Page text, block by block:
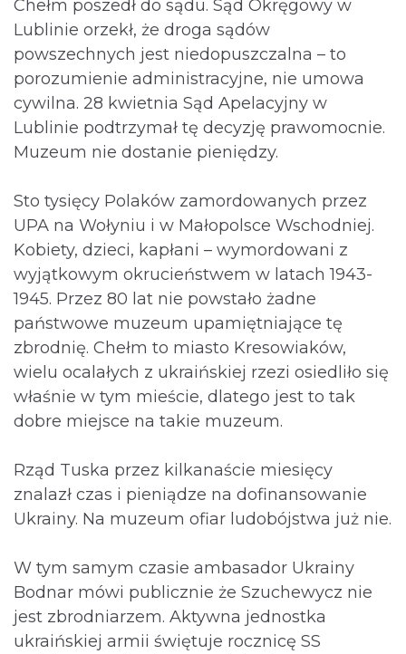
Chełm poszedł do sądu. Sąd Okręgowy w
Lublinie orzekł, że droga sądów
powszechnych jest niedopuszczalna – to
porozumienie administracyjne, nie umowa
cywilna. 28 kwietnia Sąd Apelacyjny w
Lublinie podtrzymał tę decyzję prawomocnie.
Muzeum nie dostanie pieniędzy.
Sto tysięcy Polaków zamordowanych przez
UPA na Wołyniu i w Małopolsce Wschodniej.
Kobiety, dzieci, kapłani – wymordowani z
wyjątkowym okrucieństwem w latach 1943-
1945. Przez 80 lat nie powstało żadne
państwowe muzeum upamiętniające tę
zbrodnię. Chełm to miasto Kresowiaków,
wielu ocalałych z ukraińskiej rzezi osiedliło się
właśnie w tym mieście, dlatego jest to tak
dobre miejsce na takie muzeum.
Rząd Tuska przez kilkanaście miesięcy
znalazł czas i pieniądze na dofinansowanie
Ukrainy. Na muzeum ofiar ludobójstwa już nie.
W tym samym czasie ambasador Ukrainy
Bodnar mówi publicznie że Szuchewycz nie
jest zbrodniarzem. Aktywna jednostka
ukraińskiej armii świętuje rocznicę SS